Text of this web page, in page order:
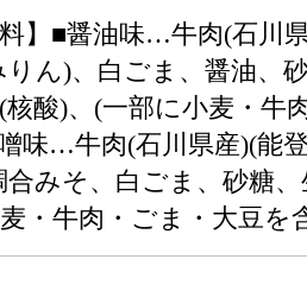
料】■醤油味…牛肉(石川
りん)、白ごま、醤油、
核酸)、(一部に小麦・牛
味…牛肉(石川県産)(能
合みそ、白ごま、砂糖
・牛肉・ごま・大豆を